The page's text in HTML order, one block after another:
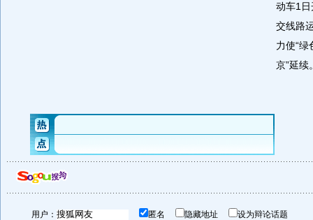
动车1
交线路
力使“绿
京”延续
用户： 匿名 隐藏地址 设为辩论话题